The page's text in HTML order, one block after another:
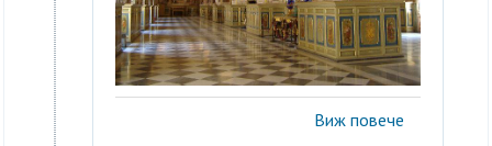
Виж повече